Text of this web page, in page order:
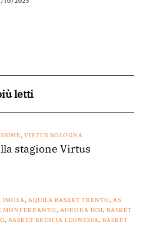
letti
, VIRTUS BOLOGNA
stagione Virtus
IMOLA, AQUILA BASKET TRENTO, AS
MONFERRANTO, AURORA JESI, BASKET
, BASKET BRESCIA LEONESSA, BASKET